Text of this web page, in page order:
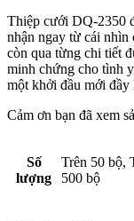
Thiệp cưới DQ-2350
nhận ngay từ cái nhìn
còn qua từng chi tiết
minh chứng cho tình
một khởi đầu mới đầy
Cảm ơn bạn đã xem
Số
lượng
Trên 50 bộ,
500 bộ